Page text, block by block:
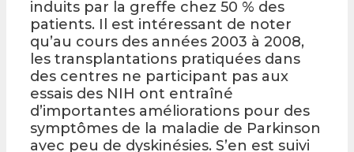
induits par la greffe chez 50 % des
patients. Il est intéressant de noter
qu’au cours des années 2003 à 2008,
les transplantations pratiquées dans
des centres ne participant pas aux
essais des NIH ont entraîné
d’importantes améliorations pour des
symptômes de la maladie de Parkinson
avec peu de dyskinésies. S’en est suivi